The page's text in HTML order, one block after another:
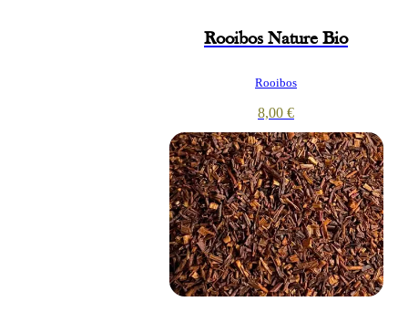
Rooibos Nature Bio
Rooibos
8,00 €